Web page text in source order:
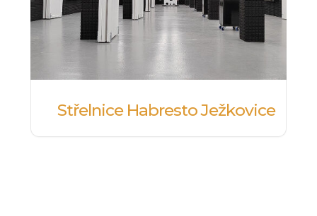
Střelnice Habresto Ježkovice